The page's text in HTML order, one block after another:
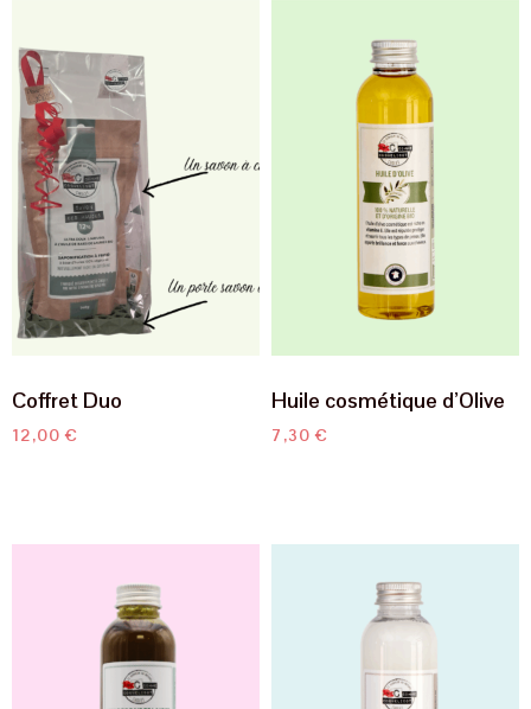
Coffret Duo
12,00€
Huile cosmétique d’Olive
7,30€